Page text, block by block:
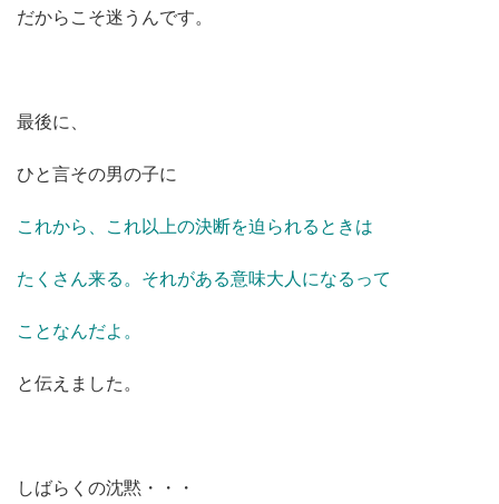
だからこそ迷うんです。
最後に、
ひと言その男の子に
これから、これ以上の決断を迫られるときは
たくさん来る。それがある意味大人になるって
ことなんだよ。
と伝えました。
しばらくの沈黙・・・